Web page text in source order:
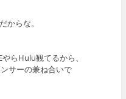
からな。
らHulu観てるから、
サーの兼ね合いで